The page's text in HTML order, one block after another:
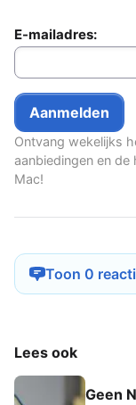
E-mailadres:
Ontvang wekelijks
aanbiedingen en
Mac!
Toon 0
Lees ook
Geen